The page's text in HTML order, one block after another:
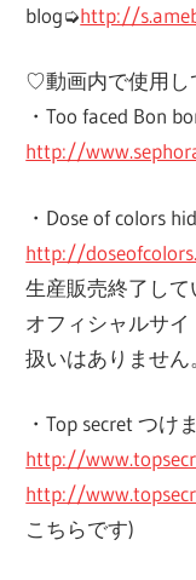
blog➭http://
♡動画内で使用
・Too faced Bon
http://
・Dose of colors
http://
生産販売終了し
オフィシャルサイ
扱いはありません
・Top secret つけ
http://
http://
こちらです)